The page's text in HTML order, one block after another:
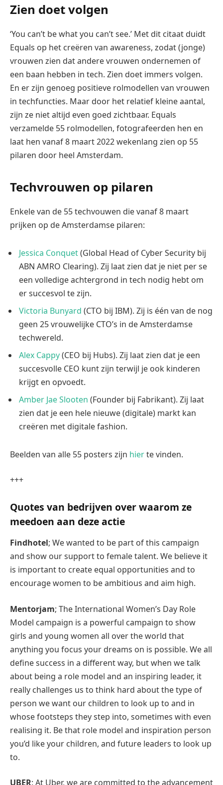
Zien doet volgen
‘You can’t be what you can’t see.’ Met dit citaat duidt
Equals op het creëren van awareness, zodat (jonge)
vrouwen zien dat andere vrouwen ondernemen of
een baan hebben in tech. Zien doet immers volgen.
En er zijn genoeg positieve rolmodellen van vrouwen
in techfuncties. Maar door het relatief kleine aantal,
zijn ze niet altijd even goed zichtbaar. Equals
verzamelde 55 rolmodellen, fotografeerden hen en
laat hen vanaf 8 maart 2022 wekenlang zien op 55
pilaren door heel Amsterdam.
Techvrouwen op pilaren
Enkele van de 55 techvouwen die vanaf 8 maart
prijken op de Amsterdamse pilaren:
Jessica Conquet(Global Head of Cyber Security bij
ABN AMRO Clearing). Zij laat zien dat je niet per se
een volledige achtergrond in tech nodig hebt om
er succesvol te zijn.
Victoria Bunyard (CTO bij IBM). Zij is één van de nog
geen 25 vrouwelijke CTO’s in de Amsterdamse
techwereld.
Alex Cappy(CEO bij Hubs). Zij laat zien dat je een
succesvolle CEO kunt zijn terwijl je ook kinderen
krijgt en opvoedt.
Amber Jae Slooten (Founder bij Fabrikant). Zij laat
zien dat je een hele nieuwe (digitale) markt kan
creëren met digitale fashion.
Beelden van alle 55 posters zijn hierte vinden.
+++
Quotes van bedrijven over waarom ze
meedoen aan deze actie
Findhotel; We wanted to be part of this campaign
and show our support to female talent. We believe it
is important to create equal opportunities and to
encourage women to be ambitious and aim high.
Mentorjam; The International Women’s Day Role
Model campaign is a powerful campaign to show
girls and young women all over the world that
anything you focus your dreams on is possible. We all
define success in a different way, but when we talk
about being a role model and an inspiring leader, it
really challenges us to think hard about the type of
person we want our children to look up to and in
whose footsteps they step into, sometimes with even
realising it. Be that role model and inspiration person
you’d like your children, and future leaders to look up
to.
UBER: At Uber, we are committed to the advancement